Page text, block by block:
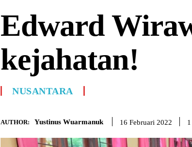
Edward
kejahatan!
NUSANTARA
AUTHOR: Yustinus Wuarmanuk 16 Februari 2022 1